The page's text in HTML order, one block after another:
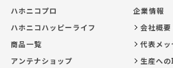
ハホニコプロ
ハホニコハッピーライフ
商品一覧
アンテナショップ
企業情報
会社概
代表メッ
生産へ